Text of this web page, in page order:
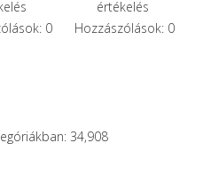
0
értékelés
Hozzászólások: 0
34,908